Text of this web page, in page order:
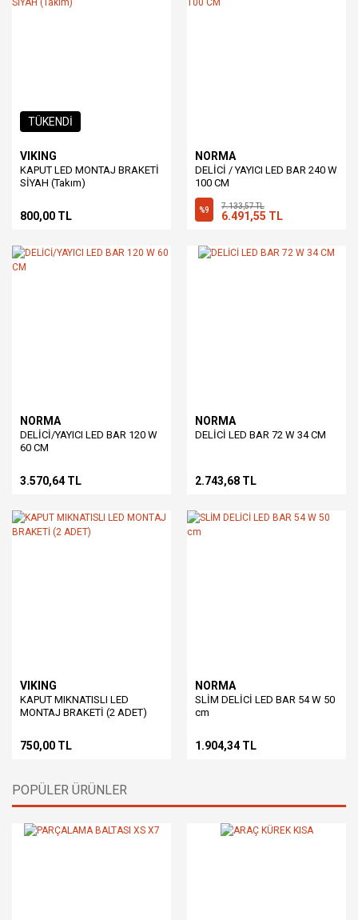
TÜKENDİ
VIKING
KAPUT LED MONTAJ BRAKETİ
SİYAH (Takım)
800,00 TL
NORMA
DELİCİ / YAYICI LED BAR 240 W
100 CM
%9 7.133,57 TL
6.491,55 TL
NORMA
DELİCİ/YAYICI LED BAR 120 W
60 CM
3.570,64 TL
NORMA
DELİCİ LED BAR 72 W 34 CM
2.743,68 TL
VIKING
KAPUT MIKNATISLI LED
MONTAJ BRAKETİ (2 ADET)
750,00 TL
NORMA
SLİM DELİCİ LED BAR 54 W 50
cm
1.904,34 TL
POPÜLER ÜRÜNLER